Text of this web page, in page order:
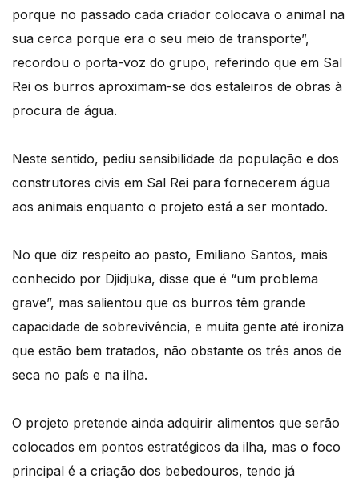
porque no passado cada criador colocava o animal na
sua cerca porque era o seu meio de transporte”,
recordou o porta-voz do grupo, referindo que em Sal
Rei os burros aproximam-se dos estaleiros de obras à
procura de água.
Neste sentido, pediu sensibilidade da população e dos
construtores civis em Sal Rei para fornecerem água
aos animais enquanto o projeto está a ser montado.
No que diz respeito ao pasto, Emiliano Santos, mais
conhecido por Djidjuka, disse que é “um problema
grave”, mas salientou que os burros têm grande
capacidade de sobrevivência, e muita gente até ironiza
que estão bem tratados, não obstante os três anos de
seca no país e na ilha.
O projeto pretende ainda adquirir alimentos que serão
colocados em pontos estratégicos da ilha, mas o foco
principal é a criação dos bebedouros, tendo já